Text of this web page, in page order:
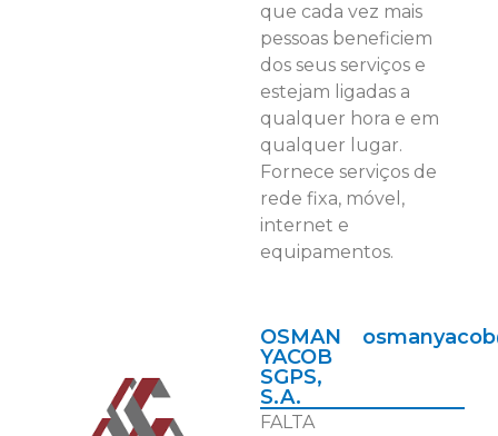
que cada vez mais
pessoas beneficiem
dos seus serviços e
estejam ligadas a
qualquer hora e em
qualquer lugar.
Fornece serviços de
rede fixa, móvel,
internet e
equipamentos.
OSMAN
YACOB
SGPS,
S.A.
FALTA